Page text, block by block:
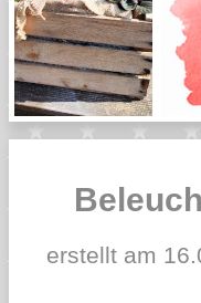
erstellt am